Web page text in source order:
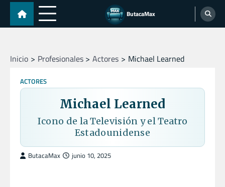
Skip
content
ButacaMax
Inicio Profesionales Actores Michael Learned
ACTORES
Michael Learned
Icono de la Televisión y el Teatro
Estadounidense
ButacaMax junio 10, 2025